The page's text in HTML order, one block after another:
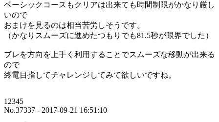
ベーシックコースもクリアは出来ても時間制限がかなり厳し
いので
おまけを見るのは相当苦労しそうです。
（かなりスムーズに進めたつもりでも81.5秒が限界でした）
ブレを方向を上手く利用することでスムーズな移動が出来る
ので
終電目指してチャレンジしてみて欲しいですね。
12345
No.37337 - 2017-09-21 16:51:10